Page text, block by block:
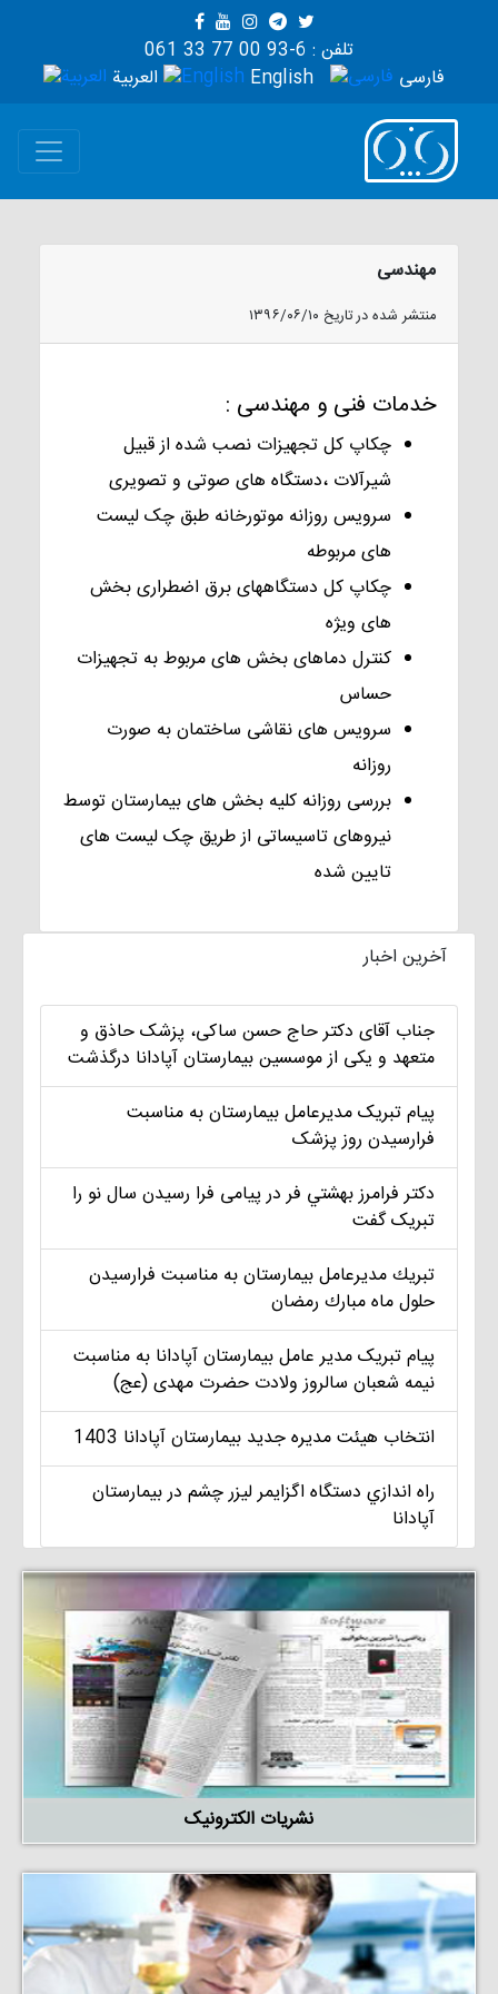
تلفن : 6-93 00 77 33 061
العربية
English فارسی
مهندسی
منتشر شده در تاریخ ۱۳۹۶/۰۶/۱۰
خدمات فنی و مهندسی :
چکاپ کل تجهیزات نصب شده از قبیل
شیرآلات ،دستگاه های صوتی و تصویری
سرویس روزانه موتورخانه طبق چک لیست
های مربوطه
چکاپ کل دستگاههای برق اضطراری بخش
های ویژه
کنترل دماهای بخش های مربوط به تجهیزات
حساس
سرویس های نقاشی ساختمان به صورت
روزانه
بررسی روزانه کلیه بخش های بیمارستان توسط
نیروهای تاسیساتی از طریق چک لیست های
تایین شده
آخرین اخبار
جناب آقای دکتر حاج حسن ساکی، پزشک حاذق و
متعهد و یکی از موسسین بیمارستان آپادانا درگذشت
پیام تبریک مديرعامل بيمارستان به مناسبت
فرارسیدن روز پزشک
دکتر فرامرز بهشتي فر در پیامی فرا رسیدن سال نو را
تبریک گفت
تبريك مديرعامل بيمارستان به مناسبت فرارسيدن
حلول ماه مبارك رمضان
پیام تبریک مدير عامل بيمارستان آپادانا به مناسبت
نیمه شعبان سالروز ولادت حضرت مهدی (عج)
انتخاب هيئت مديره جديد بيمارستان آپادانا 1403
راه اندازي دستگاه اگزايمر ليزر چشم در بيمارستان
آپادانا
نشریات الکترونیک